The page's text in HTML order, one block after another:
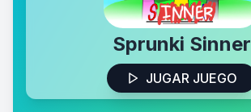
Sprunki Sinner
JUGAR JUEGO